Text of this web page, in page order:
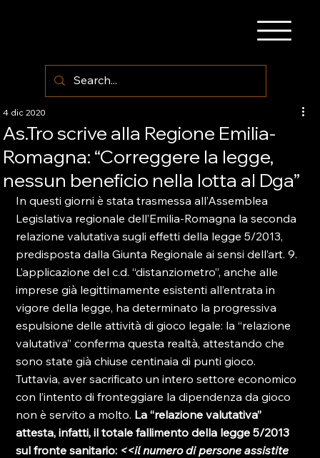
As.Tro scrive alla Regione Emilia-
Romagna: “Correggere la legge,
nessun beneficio nella lotta al Dga”
4 dic 2020
In questi giorni è stata trasmessa all’Assemblea
Legislativa regionale dell’Emilia-Romagna la seconda
relazione valutativa sugli effetti della legge 5/2013,
predisposta dalla Giunta Regionale ai sensi dell’art. 9.
L’applicazione del c.d. “distanziometro”, anche alle
imprese già legittimamente esistenti all’entrata in
vigore della legge, ha determinato la progressiva
espulsione delle attività di gioco legale: la “relazione
valutativa” conferma questa realtà, attestando che
sono state già chiuse centinaia di punti gioco.
Tuttavia, aver sacrificato un intero settore economico
con l’intento di fronteggiare la dipendenza da gioco
non è servito a molto. La “relazione valutativa”
attesta, infatti, il totale fallimento della legge 5/2013
sul fronte sanitario: <<il numero di persone assistite